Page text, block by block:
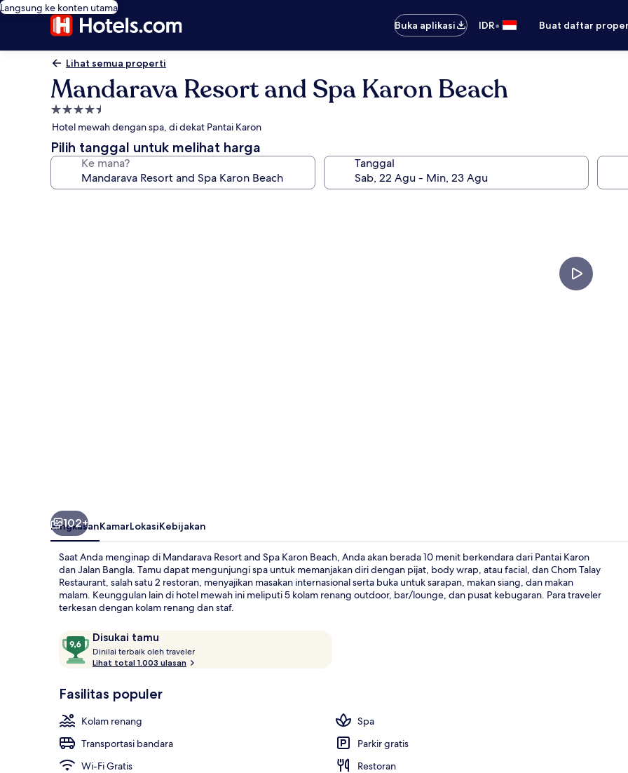
Langsung ke konten utama
Buka aplikasi
IDR• Buat daftar
Lihat semua properti
Mandarava Resort and Spa Karon Beach
Properti
bintang
4.5
Hotel mewah dengan spa, di dekat Pantai Karon
Pilih tanggal untuk melihat harga
Ke mana? Tanggal
Andaman
102+
RingkasanKamarLokasiKebijakan
Saat Anda menginap di Mandarava Resort and Spa Karon Beach, Anda akan berada 10 menit berkendara dari Pantai Karon
dan Jalan Bangla. Tamu dapat mengunjungi spa untuk memanjakan diri dengan pijat, body wrap, atau facial, dan Chom Talay
Restaurant, salah satu 2 restoran, menyajikan masakan internasional serta buka untuk sarapan, makan siang, dan makan
malam. Keunggulan lain di hotel mewah ini meliputi 5 kolam renang outdoor, bar/lounge, dan pusat kebugaran. Para traveler
terkesan dengan kolam renang dan staf.
Ulasan Disukai tamu
9,6
dari
10,
tamu
Dinilai terbaik oleh traveler
Lihat total 1.003 ulasan
Fasilitas populer
Kolam renang
Spa
Transportasi bandara
Parkir gratis
Wi-Fi Gratis
Restoran